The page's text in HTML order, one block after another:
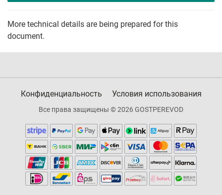
More technical details are being prepared for this
document.
Конфиденциальность Условия использования
Все права защищены © 2026 GOSTPEREVOD